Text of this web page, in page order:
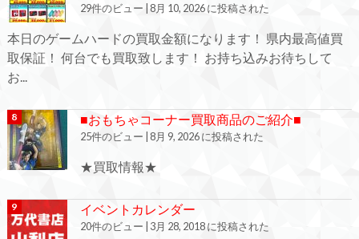
29件のビュー 8月 10, 2026 に投稿された
本日のゲームハードの買取金額になります！ 県内最高値買
取保証！ 何台でも買取致します！ お持ち込みお待ちして
お...
■おもちゃコーナー買取商品のご紹介■
25件のビュー 8月 9, 2026 に投稿された
★買取情報★
イベントカレンダー
20件のビュー 3月 28, 2018 に投稿された